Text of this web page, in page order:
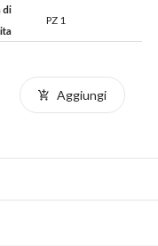
di
PZ 1
Aggiungi